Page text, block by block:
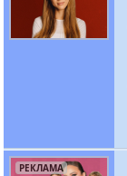
РЕКЛАМА